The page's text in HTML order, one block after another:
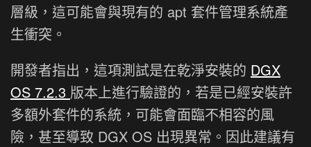
層級，這可能會與現有的 apt 套件管理系統產
生衝突。
開發者指出，這項測試是在乾淨安裝的 DGX
OS 7.2.3 版本上進行驗證的，若是已經安裝許
多額外套件的系統，可能會面臨不相容的風
險，甚至導致 DGX OS 出現異常。因此建議有